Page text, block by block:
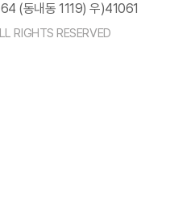
(동내동 1119) 우)41061
RIGHTS RESERVED